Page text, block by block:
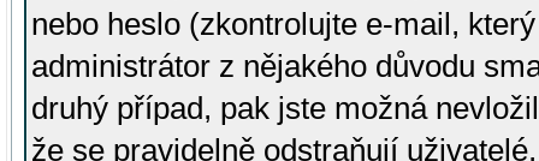
nebo heslo (zkontrolujte e-mail,
administrátor z nějakého důvodu
druhý případ, pak jste možná
že se pravidelně odstraňují